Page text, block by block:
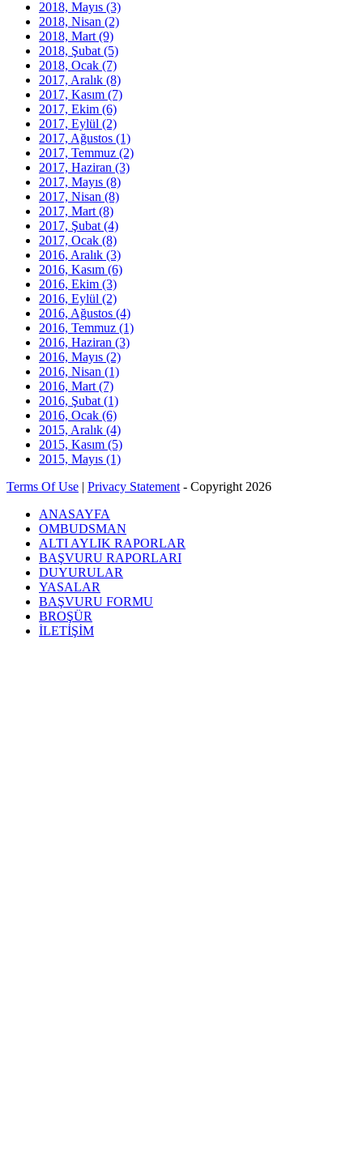
2018, Mayıs (3)
2018, Nisan (2)
2018, Mart (9)
2018, Şubat (5)
2018, Ocak (7)
2017, Aralık (8)
2017, Kasım (7)
2017, Ekim (6)
2017, Eylül (2)
2017, Ağustos (1)
2017, Temmuz (2)
2017, Haziran (3)
2017, Mayıs (8)
2017, Nisan (8)
2017, Mart (8)
2017, Şubat (4)
2017, Ocak (8)
2016, Aralık (3)
2016, Kasım (6)
2016, Ekim (3)
2016, Eylül (2)
2016, Ağustos (4)
2016, Temmuz (1)
2016, Haziran (3)
2016, Mayıs (2)
2016, Nisan (1)
2016, Mart (7)
2016, Şubat (1)
2016, Ocak (6)
2015, Aralık (4)
2015, Kasım (5)
2015, Mayıs (1)
Terms Of Use | Privacy Statement - Copyright 2026
ANASAYFA
OMBUDSMAN
ALTI AYLIK RAPORLAR
BAŞVURU RAPORLARI
DUYURULAR
YASALAR
BAŞVURU FORMU
BROŞÜR
İLETİŞİM